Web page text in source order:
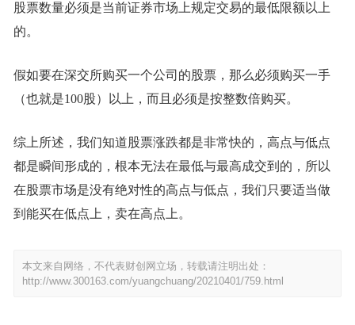
股票数量必须是当前证券市场上规定交易的最低限额以上
的。
假如要在深交所购买一个公司的股票，那么必须购买一手
（也就是100股）以上，而且必须是按整数倍购买。
综上所述，我们知道股票涨跌都是非常快的，高点与低点
都是瞬间形成的，根本无法在最低与最高成交到的，所以
在股票市场是没有绝对性的高点与低点，我们只要适当做
到能买在低点上，卖在高点上。
本文来自网络，不代表财创网立场，转载请注明出处：
http://www.300163.com/yuangchuang/20210401/759.html